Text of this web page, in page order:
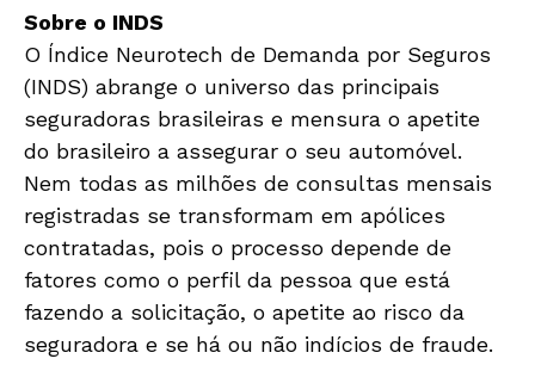
Sobre o INDS
O Índice Neurotech de Demanda por Seguros
(INDS) abrange o universo das principais
seguradoras brasileiras e mensura o apetite
do brasileiro a assegurar o seu automóvel.
Nem todas as milhões de consultas mensais
registradas se transformam em apólices
contratadas, pois o processo depende de
fatores como o perfil da pessoa que está
fazendo a solicitação, o apetite ao risco da
seguradora e se há ou não indícios de fraude.